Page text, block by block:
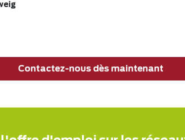
Contactez-nous dès maintenant